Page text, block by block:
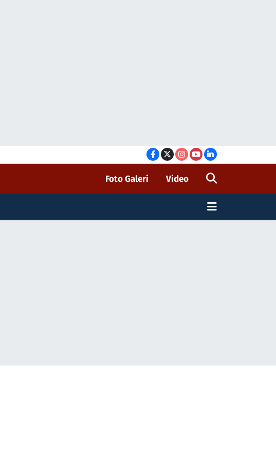
Foto Galeri Video